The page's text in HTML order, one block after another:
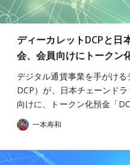
ディーカレットDCPと日
会、会員向けにトークン
デジタル通貨事業を手がけ
DCP）が、日本チェーンド
向けに、トークン化預金「
一本寿和